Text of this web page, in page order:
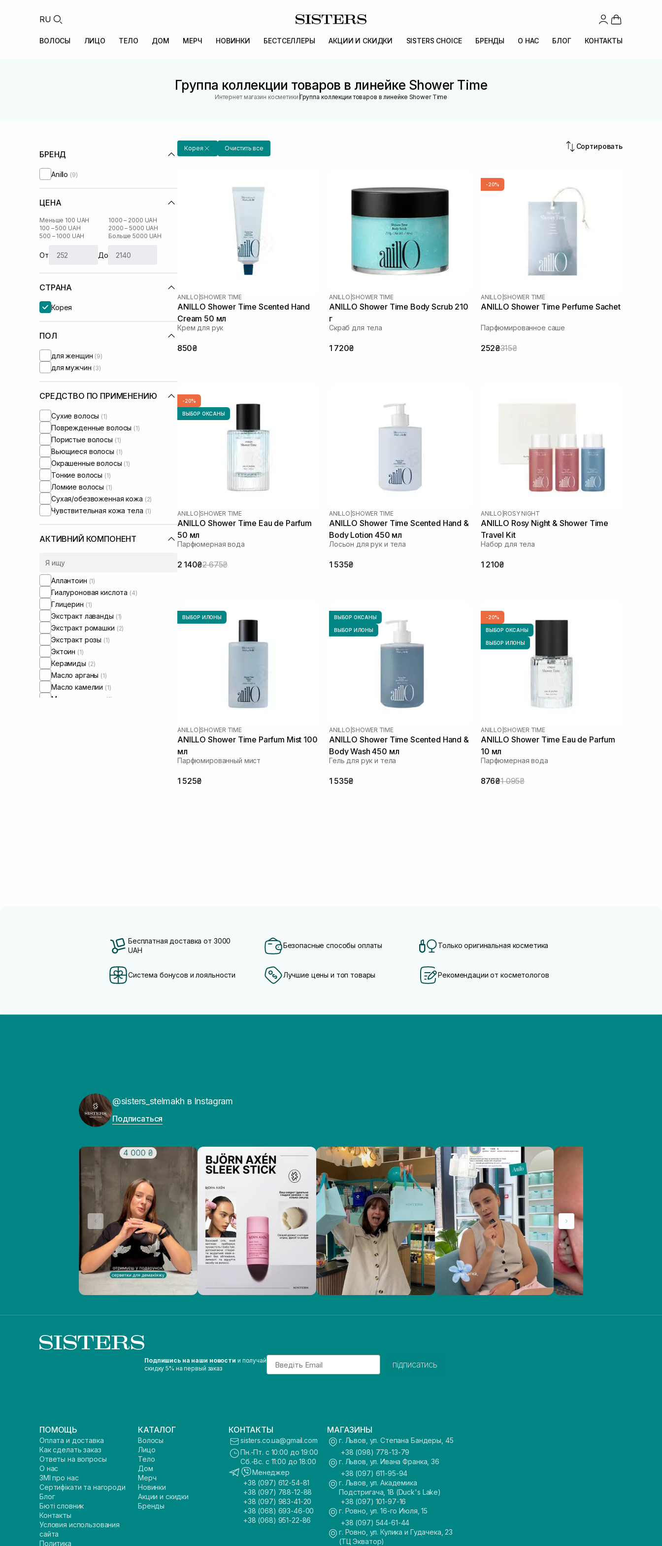
RU
ВОЛОСЫ ЛИЦО ТЕЛО ДОМ МЕРЧ НОВИНКИ БЕСТСЕЛЛЕРЫ АКЦИИ И СКИДКИ SISTERS CHOICE БРЕНДЫ О НАС БЛОГ КОНТАКТЫ
Группа коллекции товаров в линейке Shower Time
Интернет магазин косметики |Группа коллекции товаров в линейке Shower Time
БРЕНД
Anillo (9)
ЦЕНА
Меньше 100 UAH
100 – 500 UAH
500 – 1000 UAH
1000 – 2000 UAH
2000 – 5000 UAH
Больше 5000 UAH
От До
СТРАНА
Корея
ПОЛ
для женщин (9)
для мужчин (3)
СРЕДСТВО ПО ПРИМЕНЕНИЮ
Сухие волосы (1)
Поврежденные волосы (1)
Пористые волосы (1)
Вьющиеся волосы (1)
Окрашенные волосы (1)
Тонкие волосы (1)
Ломкие волосы (1)
Сухая/обезвоженная кожа (2)
Чувствительная кожа тела (1)
АКТИВНИЙ КОМПОНЕНТ
Аллантоин (1)
Гиалуроновая кислота (4)
Глицерин (1)
Экстракт лаванды (1)
Экстракт ромашки (2)
Экстракт розы (1)
Эктоин (1)
Керамиды (2)
Масло арганы (1)
Масло камелии (1)
Масло миндаля (1)
Корея Очистить все Сортировать
ANILLO SHOWER TIME
ANILLO Shower Time Scented Hand
Cream 50 мл
Крем для рук
850₴
ANILLO SHOWER TIME
ANILLO Shower Time Body Scrub 210
г
Скраб для тела
1 720₴
-20%
ANILLO SHOWER TIME
ANILLO Shower Time Perfume Sachet
Парфюмированное саше
252₴315₴
-20%
ВЫБОР ОКСАНЫ
ANILLO SHOWER TIME
ANILLO Shower Time Eau de Parfum
50 мл
Парфюмерная вода
2 140₴2 675₴
ANILLO SHOWER TIME
ANILLO Shower Time Scented Hand &
Body Lotion 450 мл
Лосьон для рук и тела
1 535₴
ANILLO ROSY NIGHT
ANILLO Rosy Night & Shower Time
Travel Kit
Набор для тела
1 210₴
ВЫБОР ИЛОНЫ
ANILLO SHOWER TIME
ANILLO Shower Time Parfum Mist 100
мл
Парфюмированный мист
1 525₴
ВЫБОР ОКСАНЫ
ВЫБОР ИЛОНЫ
ANILLO SHOWER TIME
ANILLO Shower Time Scented Hand &
Body Wash 450 мл
Гель для рук и тела
1 535₴
-20%
ВЫБОР ОКСАНЫ
ВЫБОР ИЛОНЫ
ANILLO SHOWER TIME
ANILLO Shower Time Eau de Parfum
10 мл
Парфюмерная вода
876₴1 095₴
Бесплатная доставка от 3000
UAH
Безопасные способы оплаты Только оригинальная косметика
Система бонусов и лояльности Лучшие цены и топ товары Рекомендации от косметологов
@sisters_stelmakh в Instagram
Подписаться
Подпишись на наши новости и получай
скидку 5% на первый заказ
Email
підписатись
ПОМОЩЬ
Оплата и доставка
Как сделать заказ
Ответы на вопросы
О нас
ЗМІ про нас
Сертифікати та нагороди
Блог
Бюті словник
Контакты
Условия использования
сайта
Политика
КАТАЛОГ
Волосы
Лицо
Тело
Дом
Мерч
Новинки
Акции и скидки
Бренды
КОНТАКТЫ
sisters.co.ua@gmail.com
Пн.-Пт. с 10:00 до 19:00
Сб.-Вс. с 11:00 до 18:00
Менеджер
+38 (097) 612-54-81
+38 (097) 788-12-88
+38 (097) 983-41-20
+38 (068) 693-46-00
+38 (068) 951-22-86
МАГАЗИНЫ
г. Львов, ул. Степана Бандеры, 45
+38 (098) 778-13-79
г. Львов, ул. Ивана Франка, 36
+38 (097) 611-95-94
г. Львов, ул. Академика
Подстригача, 1В (Duck's Lake)
+38 (097) 101-97-16
г. Ровно, ул. 16-го Июля, 15
+38 (097) 544-61-44
г. Ровно, ул. Кулика и Гудачека, 23
(ТЦ Экватор)